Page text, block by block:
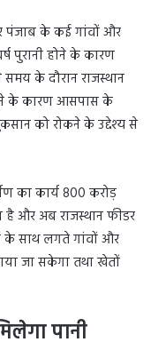
पंजाब के कई गांवों और
पुरानी होने के कारण
के दौरान राजस्थान
के कारण आसपास के
को रोकने के उद्देश्य से
का कार्य 800 करोड़
और अब राजस्थान फीडर
के साथ लगते गांवों और
जा सकेगा तथा खेतों
पानी